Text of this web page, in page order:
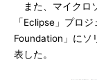
また、マイクロ
「Eclipse」プロ
Foundation」にソ
表した。